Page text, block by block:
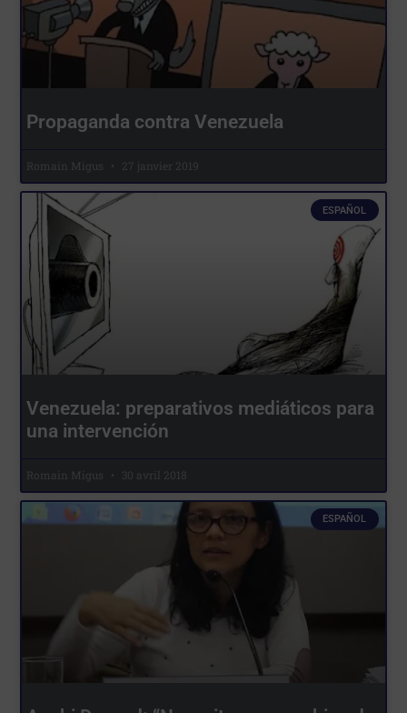
Propaganda contra Venezuela
Romain Migus 27 janvier 2019
ESPAÑOL
Venezuela: preparativos mediáticos para
una intervención
Romain Migus 30 avril 2018
ESPAÑOL